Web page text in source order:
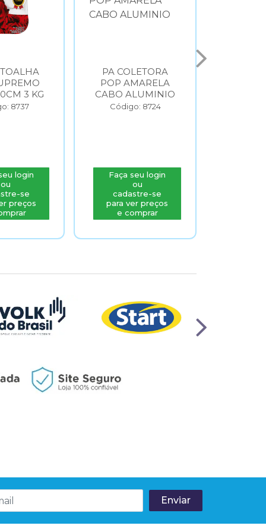
3 KG
8737
login
ou
se
preços
PA COLETORA
POP AMARELA
CABO ALUMINIO
Código: 8724
Faça seu login
ou
cadastre-se
para ver preços
e comprar